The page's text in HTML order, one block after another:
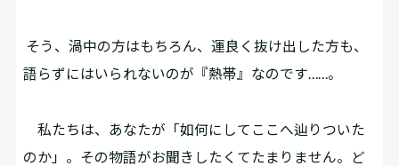
そう、渦中の方はもちろん、運良く抜け出した方も、
語らずにはいられないのが『熱帯』なのです……。
私たちは、あなたが「如何にしてここへ辿りついた
のか」――。その物語がお聞きしたくてたまりません。ど